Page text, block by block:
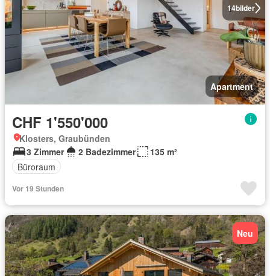
14bilder
Apartment
CHF 1'550'000
Klosters, Graubünden
3 Zimmer
2 Badezimmer
135 m²
Büroraum
Vor 19 Stunden
Neu